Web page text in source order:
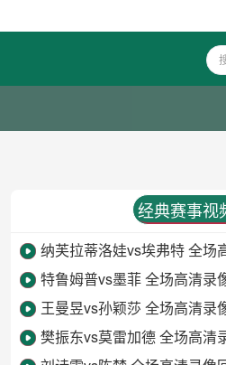
经典赛事视
纳芙拉蒂洛娃vs埃弗特 全场
特鲁姆普vs墨菲 全场高清录
王曼昱vs孙颖莎 全场高清录
樊振东vs莫雷加德 全场高清